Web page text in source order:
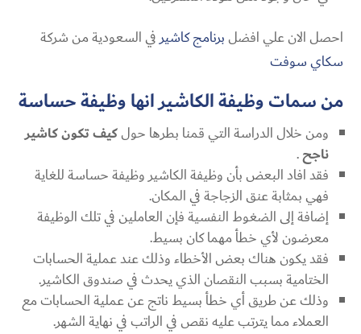
احصل الان علي افضلبرنامج كاشيرفي السعودية من شركة
سكاي سوفت
من سمات وظيفة الكاشير انها وظيفة حساسة
ومن خلال الدراسة التي قمنا بطرها حولكيف تكون كاشير
ناجح.
فقد افاد البعض بأن وظيفة الكاشير وظيفة حساسة للغاية
فهي بمثابة عنق الزجاجة في المكان.
إضافة إلى الضغوط النفسية فإن العاملين في تلك الوظيفة
معرضون لأي خطأ مهما كان بسيط.
فقد يكون هناك بعض الأخطاء وذلك عند عملية الحسابات
الختامية بسبب النقصان الذي يحدث في صندوق الكاشير.
وذلك عن طريق أي خطأ بسيط ناتج عن عملية الحسابات مع
العملاء مما يترتب عليه نقص في الراتب في نهاية الشهر.